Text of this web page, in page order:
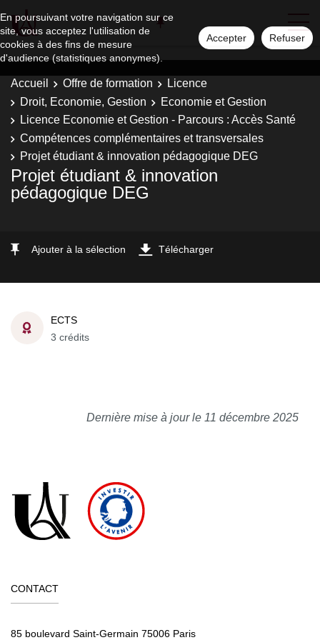
En poursuivant votre navigation sur ce
site, vous acceptez l'utilisation de
cookies à des fins de mesure
d'audience (statistiques anonymes).
Accepter Refuser
Accueil Offre de formation
Licence
Droit, Economie, Gestion
Economie et Gestion
Licence Economie et Gestion - Parcours : Accès Santé
Compétences complémentaires et transversales
Projet étudiant & innovation pédagogique DEG
Projet étudiant & innovation
pédagogique DEG
Ajouter à la sélection Télécharger
ECTS
3 crédits
Dernière mise à jour le 11 décembre 2025
CONTACT
85 boulevard Saint-Germain 75006 Paris